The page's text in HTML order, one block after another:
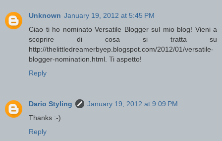
Unknown January 19, 2012 at 5:45 PM
Ciao ti ho nominato Versatile Blogger sul mio blog! Vieni a
scoprire di cosa si tratta su
http://thelittledreamerbyep.blogspot.com/2012/01/versatile-
blogger-nomination.html. Ti aspetto!
Reply
Dario Styling
January 19, 2012 at 9:09 PM
Thanks :-)
Reply